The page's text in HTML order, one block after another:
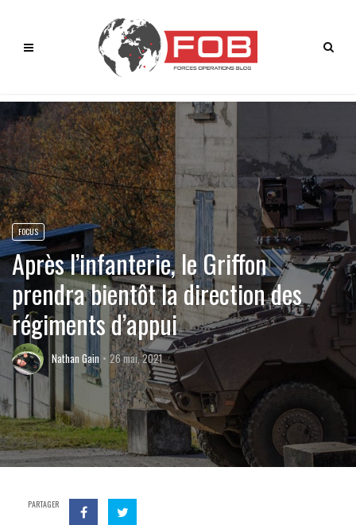
FOCUS
Après l’infanterie, le Griffon
prendra bientôt la direction des
régiments d’appui
Nathan Gain 26 mai, 2021
PARTAGER